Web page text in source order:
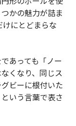
かの魅力が詰ま
にとどまらな
あっても「ノー
くなり、同じス
ビーに根付いた
いう言葉で表さ